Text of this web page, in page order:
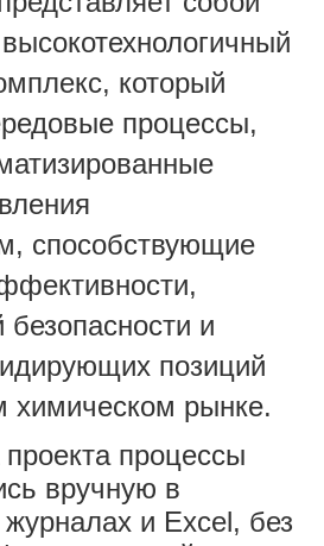
который
процессы,
способствующие
безопасности и
позиций
химическом рынке.
процессы
вручную в
и Excel, без